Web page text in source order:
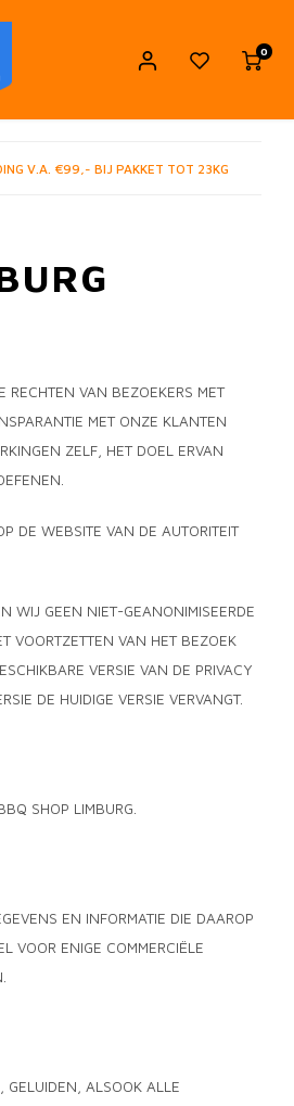
0
V.A. €99,- BIJ PAKKET TOT 23KG
RECHTEN VAN BEZOEKERS MET
MET ONZE KLANTEN
ZELF, HET DOEL ERVAN
DE WEBSITE VAN DE AUTORITEIT
WIJ GEEN NIET-GEANONIMISEERDE
VOORTZETTEN VAN HET BEZOEK
VERSIE VAN DE PRIVACY
DE HUIDIGE VERSIE VERVANGT.
SHOP LIMBURG.
EN INFORMATIE DIE DAAROP
VOOR ENIGE COMMERCIËLE
GELUIDEN, ALSOOK ALLE